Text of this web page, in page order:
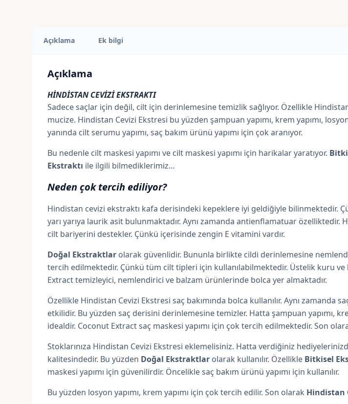
Açıklama Ek bilgi
Açıklama
HİNDİSTAN CEVİZİ EKSTRAKTI
Sadece saçlar için değil, cilt için derinlemesine temizlik sağlıyor. Özellikle
mucize. Hindistan Cevizi Ekstresi bu yüzden şampuan yapımı, krem yapımı,
yanında cilt serumu yapımı, saç bakım ürünü yapımı için çok aranıyor.
Bu nedenle cilt maskesi yapımı ve cilt maskesi yapımı için harikalar yaratıyor.
Ekstraktı ile ilgili bilmediklerimiz…
Neden çok tercih ediliyor?
Hindistan cevizi ekstraktı kafa derisindeki kepeklere iyi geldiğiyle bilinmektedir.
yarı yarıya laurik asit bulunmaktadır. Aynı zamanda antienflamatuar
cilt bariyerini destekler. Çünkü içerisinde zengin E vitamini vardır.
Doğal Ekstraktlar olarak güvenlidir. Bununla birlikte cildi derinlemesine
tercih edilmektedir. Çünkü tüm cilt tipleri için kullanılabilmektedir. Üstelik kuru
Extract temizleyici, nemlendirici ve balzam ürünlerinde bolca yer almaktadır.
Özellikle Hindistan Cevizi Ekstresi saç bakımında bolca kullanılır. Aynı zamanda
etkilidir. Bu yüzden saç derisini derinlemesine temizler. Hatta şampuan yapımı,
idealdir. Coconut Extract saç maskesi yapımı için çok tercih edilmektedir. Son
Stoklarınıza Hindistan Cevizi Ekstresi eklemelisiniz. Hatta verdiğiniz
kalitesindedir. Bu yüzden Doğal Ekstraktlar olarak kullanılır. Özellikle Bitkisel
maskesi yapımı için güvenilirdir. Öncelikle saç bakım ürünü yapımı için kullanılır.
Bu yüzden losyon yapımı, krem yapımı için çok tercih edilir. Son olarak Hindistan